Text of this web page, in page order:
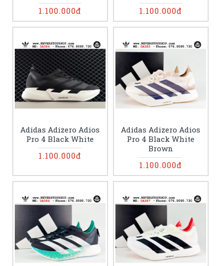
1.100.000đ 1.100.000đ
Adidas Adizero Adios
Pro 4 Black White
1.100.000đ
Adidas Adizero Adios
Pro 4 Black White
Brown
1.100.000đ